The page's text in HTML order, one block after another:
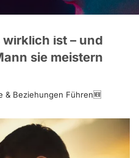
wirklich ist – und
sie meistern
& Beziehungen Führen🆕